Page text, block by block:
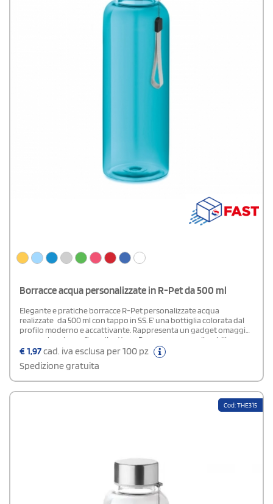
Borracce acqua personalizzate in R-Pet da 500 ml
Elegante e pratiche borracce R-Pet personalizzate acqua
realizzate da 500 ml con tappo in SS. E' una bottiglia colorata dal
profilo moderno e accattivante. Rappresenta un gadget omaggio
promozionale per fiere di settore. Borracce personalizzabili o
neutri.
€1,97cad. iva esclusa per 100 pz
Spedizione gratuita
Cod: THE315